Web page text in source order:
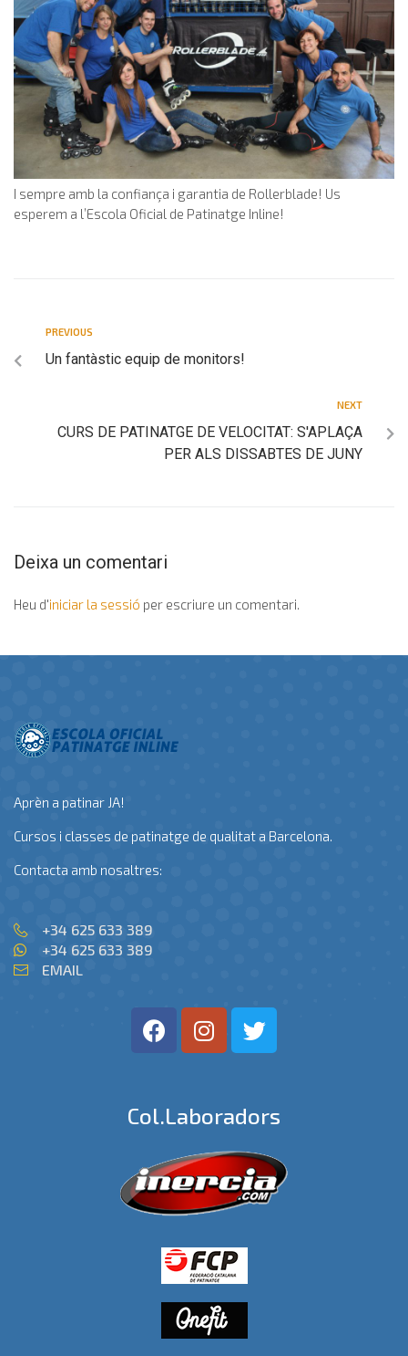
I sempre amb la confiança i garantia de Rollerblade! Us
esperem a l’Escola Oficial de Patinatge Inline!
PREVIOUS
Un fantàstic equip de monitors!
NEXT
CURS DE PATINATGE DE VELOCITAT: S'APLAÇA
PER ALS DISSABTES DE JUNY
Deixa un comentari
Heu d'iniciar la sessió per escriure un comentari.
Aprèn a patinar JA!
Cursos i classes de patinatge de qualitat a Barcelona.
Contacta amb nosaltres:
+34 625 633 389
+34 625 633 389
EMAIL
Col.laboradors